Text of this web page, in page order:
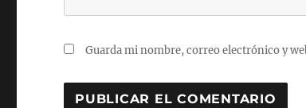
Guarda mi nombre, correo electrónico y